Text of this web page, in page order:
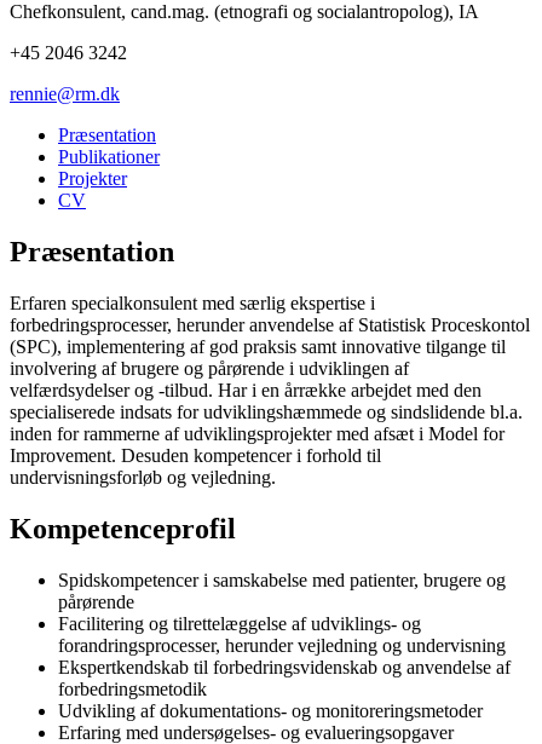
Chefkonsulent, cand.mag. (etnografi og socialantropolog), IA
+45 2046 3242
rennie@rm.dk
Præsentation
Publikationer
Projekter
CV
Præsentation
Erfaren specialkonsulent med særlig ekspertise i
forbedringsprocesser, herunder anvendelse af Statistisk Proceskontol
(SPC), implementering af god praksis samt innovative tilgange til
involvering af brugere og pårørende i udviklingen af
velfærdsydelser og -tilbud. Har i en årrække arbejdet med den
specialiserede indsats for udviklingshæmmede og sindslidende bl.a.
inden for rammerne af udviklingsprojekter med afsæt i Model for
Improvement. Desuden kompetencer i forhold til
undervisningsforløb og vejledning.
Kompetenceprofil
Spidskompetencer i samskabelse med patienter, brugere og
pårørende
Facilitering og tilrettelæggelse af udviklings- og
forandringsprocesser, herunder vejledning og undervisning
Ekspertkendskab til forbedringsvidenskab og anvendelse af
forbedringsmetodik
Udvikling af dokumentations- og monitoreringsmetoder
Erfaring med undersøgelses- og evalueringsopgaver